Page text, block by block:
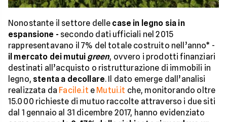
Nonostante il settore delle case in legno sia in
espansione - secondo dati ufficiali nel 2015
rappresentavano il 7% del totale costruito nell’anno* -
il mercato dei mutui green, ovvero i prodotti finanziari
destinati all’acquisto o ristrutturazione di immobili in
legno, stenta a decollare. Il dato emerge dall’analisi
realizzata da Facile.it e Mutui.it che, monitorando oltre
15.000 richieste di mutuo raccolte attraverso i due siti
dal 1 gennaio al 31 dicembre 2017, hanno evidenziato